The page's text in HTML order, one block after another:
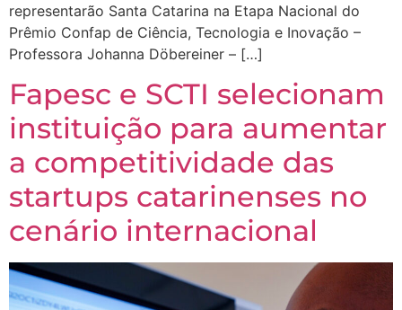
representarão Santa Catarina na Etapa Nacional do
Prêmio Confap de Ciência, Tecnologia e Inovação –
Professora Johanna Döbereiner – […]
Fapesc e SCTI selecionam
instituição para aumentar
a competitividade das
startups catarinenses no
cenário internacional